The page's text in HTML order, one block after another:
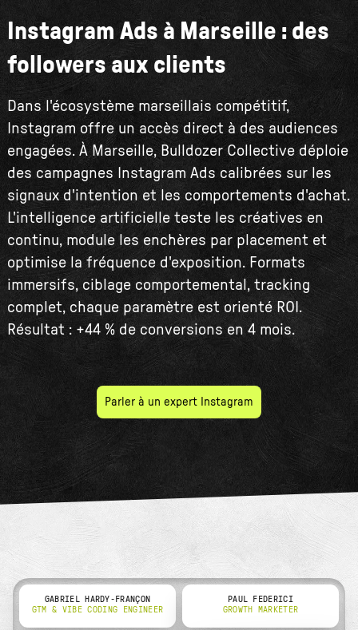
Instagram Ads à Marseille : des
followers aux clients
Dans l'écosystème marseillais compétitif,
Instagram offre un accès direct à des audiences
engagées. À Marseille, Bulldozer Collective déploie
des campagnes Instagram Ads calibrées sur les
signaux d'intention et les comportements d'achat.
L'intelligence artificielle teste les créatives en
continu, module les enchères par placement et
optimise la fréquence d'exposition. Formats
immersifs, ciblage comportemental, tracking
complet, chaque paramètre est orienté ROI.
Résultat : +44 % de conversions en 4 mois.
Parler à un expert Instagram
GABRIEL HARDY-FRANÇON
GTM & VIBE CODING ENGINEER
PAUL FEDERICI
GROWTH MARKETER